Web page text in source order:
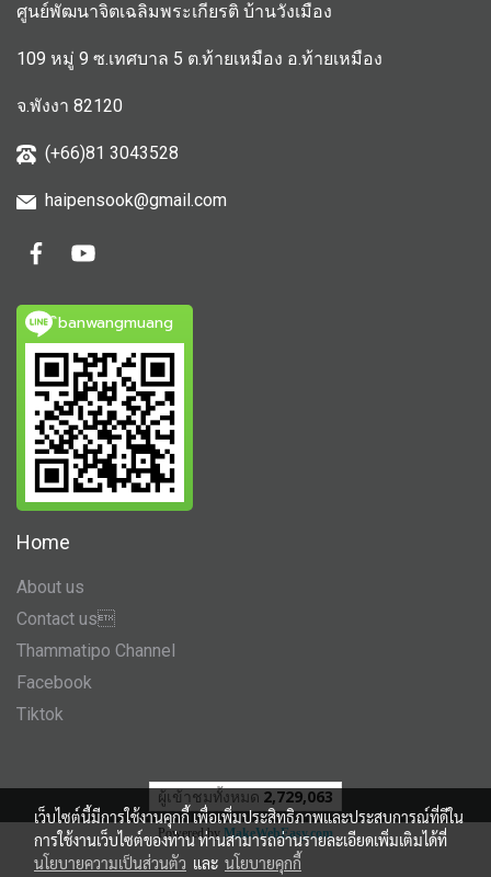
ศูนย์พัฒนาจิตเฉลิมพระเกียรติ บ้านวังเมือง
109 หมู่ 9 ซ.เทศบาล 5 ต.ท้ายเหมือง อ.ท้ายเหมือง
จ.พังงา 82120
(+66)81 3043528
haipensook@gmail.com
ิbanwangmuang
Home
About us
Contact us
Thammatipo Channel
Facebook
Tiktok
ผู้เข้าชมทั้งหมด 2,729,063
Powered by MakeWebEasy.com
เว็บไซต์นี้มีการใช้งานคุกกี้ เพื่อเพิ่มประสิทธิภาพและประสบการณ์ที่ดีใน
การใช้งานเว็บไซต์ของท่าน ท่านสามารถอ่านรายละเอียดเพิ่มเติมได้ที่
นโยบายความเป็นส่วนตัว และ นโยบายคุกกี้